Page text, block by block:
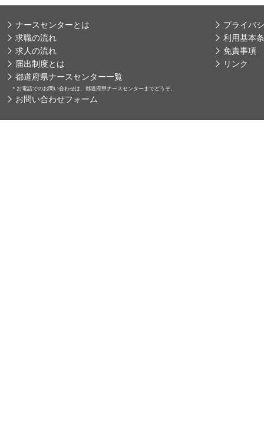
ナースセンターとは
求職の流れ
求人の流れ
届出制度とは
都道府県ナースセンター一覧
＊ お電話でのお問い合わせは、都道府県ナースセンターまでどうぞ。
お問い合わせフォーム
プライバ
利用基本
免責事項
リンク